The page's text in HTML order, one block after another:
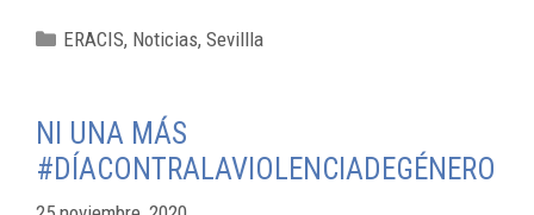
ERACIS, Noticias,Sevillla
NI UNA MÁS
#DÍACONTRALAVIOLENCIADEGÉNERO